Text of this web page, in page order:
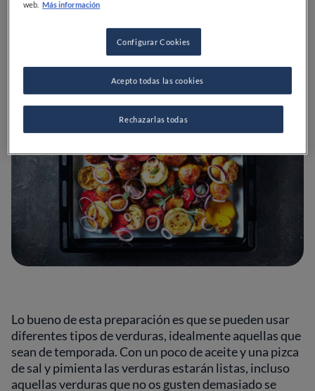
Lo bueno de esta preparación es que se pueden usar
diferentes tipos de verduras, idealmente aquellas que
sean de temporada. Con un poco de aceite y una pizca
de sal y pimienta las verduras estarán listas, incluso
aquellas verduras que no os gusten demasiado se
web. Más información
Configurar Cookies
Rechazarlas todas
Acepto todas las cookies